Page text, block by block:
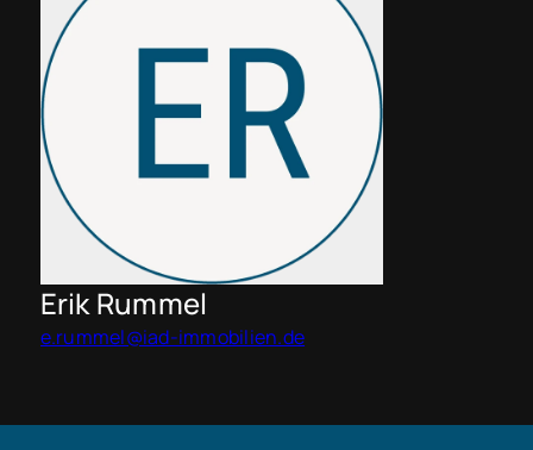
Erik Rummel
e.rummel@iad-immobilien.de